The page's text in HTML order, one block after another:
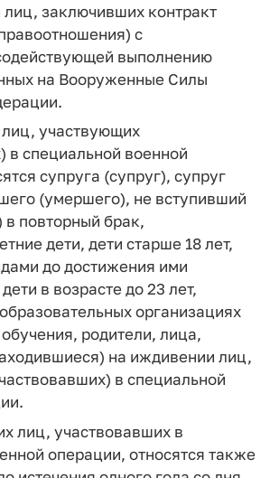
заключивших контракт
с
выполнению
на Вооруженные Силы
участвующих
в специальной военной
супруга (супруг), супруг
(умершего), не вступивший
повторный брак,
дети, дети старше 18 лет,
до достижения ими
в возрасте до 23 лет,
организациях
родители, лица,
на иждивении лиц,
в специальной
лиц, участвовавших в
операции, относятся также